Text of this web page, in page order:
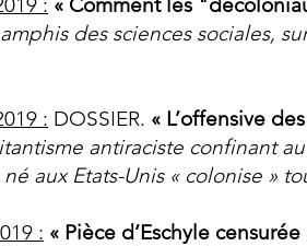
des sciences sociales,
: DOSSIER. « L’offensive
antiraciste confinant
aux Etats-Unis « colonise »
: « Pièce d’Eschyle